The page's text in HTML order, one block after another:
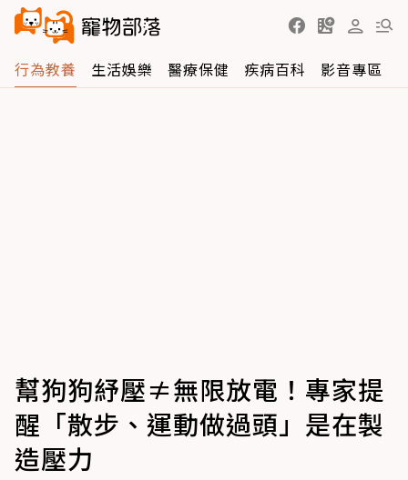
行為教養 生活娛樂 醫療保健 疾病百科 影音專區
幫狗狗紓壓≠無限放電！專家提
醒「散步、運動做過頭」是在製
造壓力